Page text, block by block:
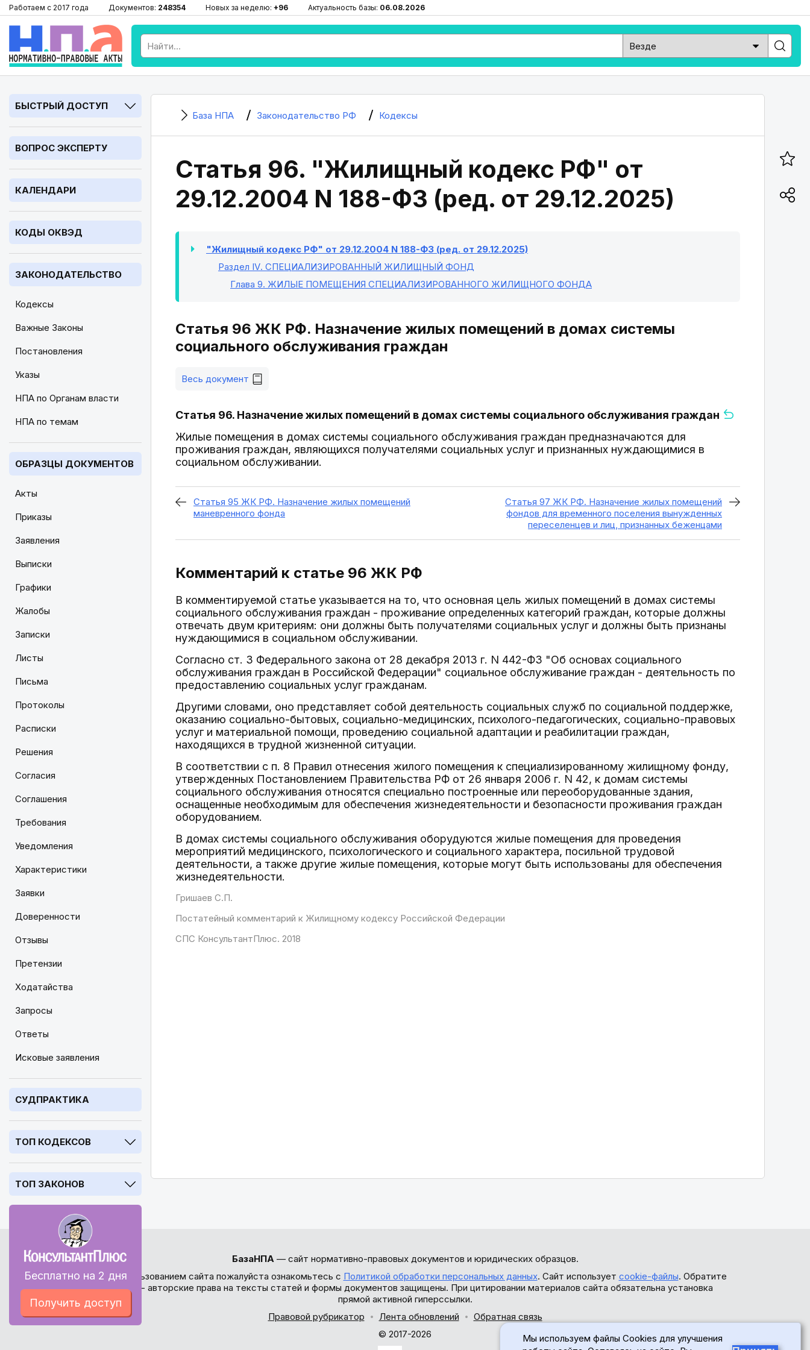
Работаем с 2017 года Документов: 248354 Новых за неделю: +96 Актуальность базы: 06.08.2026
БЫСТРЫЙ ДОСТУП
ВОПРОС ЭКСПЕРТУ
КАЛЕНДАРИ
КОДЫ ОКВЭД
ЗАКОНОДАТЕЛЬСТВО
Кодексы
Важные Законы
Постановления
Указы
НПА по Органам власти
НПА по темам
ОБРАЗЦЫ ДОКУМЕНТОВ
Акты
Приказы
Заявления
Выписки
Графики
Жалобы
Записки
Листы
Письма
Протоколы
Расписки
Решения
Согласия
Соглашения
Требования
Уведомления
Характеристики
Заявки
Доверенности
Отзывы
Претензии
Ходатайства
Запросы
Ответы
Исковые заявления
СУДПРАКТИКА
ТОП КОДЕКСОВ
ТОП ЗАКОНОВ
Бесплатно на 2 дня
Получить доступ
База НПА Законодательство РФ Кодексы
Статья 96. "Жилищный кодекс РФ" от
29.12.2004 N 188-ФЗ (ред. от 29.12.2025)
"Жилищный кодекс РФ" от 29.12.2004 N 188-ФЗ (ред. от 29.12.2025)
Раздел IV. СПЕЦИАЛИЗИРОВАННЫЙ ЖИЛИЩНЫЙ ФОНД
Глава 9. ЖИЛЫЕ ПОМЕЩЕНИЯ СПЕЦИАЛИЗИРОВАННОГО ЖИЛИЩНОГО ФОНДА
Статья 96 ЖК РФ. Назначение жилых помещений в домах системы
социального обслуживания граждан
Весь документ
Статья 96. Назначение жилых помещений в домах системы социального обслуживания граждан
Жилые помещения в домах системы социального обслуживания граждан предназначаются для
проживания граждан, являющихся получателями социальных услуг и признанных нуждающимися в
социальном обслуживании.
Статья 95 ЖК РФ. Назначение жилых помещений
маневренного фонда
Статья 97 ЖК РФ. Назначение жилых помещений
фондов для временного поселения вынужденных
переселенцев и лиц, признанных беженцами
Комментарий к статье 96 ЖК РФ
В комментируемой статье указывается на то, что основная цель жилых помещений в домах системы
социального обслуживания граждан - проживание определенных категорий граждан, которые должны
отвечать двум критериям: они должны быть получателями социальных услуг и должны быть признаны
нуждающимися в социальном обслуживании.
Согласно ст. 3 Федерального закона от 28 декабря 2013 г. N 442-ФЗ "Об основах социального
обслуживания граждан в Российской Федерации" социальное обслуживание граждан - деятельность по
предоставлению социальных услуг гражданам.
Другими словами, оно представляет собой деятельность социальных служб по социальной поддержке,
оказанию социально-бытовых, социально-медицинских, психолого-педагогических, социально-правовых
услуг и материальной помощи, проведению социальной адаптации и реабилитации граждан,
находящихся в трудной жизненной ситуации.
В соответствии с п. 8 Правил отнесения жилого помещения к специализированному жилищному фонду,
утвержденных Постановлением Правительства РФ от 26 января 2006 г. N 42, к домам системы
социального обслуживания относятся специально построенные или переоборудованные здания,
оснащенные необходимым для обеспечения жизнедеятельности и безопасности проживания граждан
оборудованием.
В домах системы социального обслуживания оборудуются жилые помещения для проведения
мероприятий медицинского, психологического и социального характера, посильной трудовой
деятельности, а также другие жилые помещения, которые могут быть использованы для обеспечения
жизнедеятельности.
Гришаев С.П.
Постатейный комментарий к Жилищному кодексу Российской Федерации
СПС КонсультантПлюс. 2018
БазаНПА— сайт нормативно-правовых документов и юридических образцов.
Перед использованием сайта пожалуйста ознакомьтесь с Политикой обработки персональных данных. Сайт использует cookie-файлы. Обратите
внимание - авторские права на тексты статей и формы документов защищены. При цитировании материалов сайта обязательна установка
прямой активной гиперссылки.
Правовой рубрикатор
Лента обновлений
Обратная связь
© 2017-2026
Мы используем файлы Cookies для улучшения